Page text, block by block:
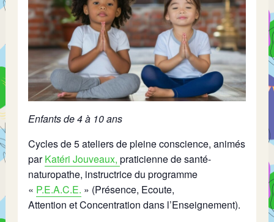
Enfants de 4 à 10 ans
Cycles de 5 ateliers de pleine conscience, animés
parKatéri Jouveaux,praticienne de santé-
naturopathe, instructrice du programme
« P.E.A.C.E. » (Présence, Ecoute,
Attention et Concentration dans l’Enseignement).